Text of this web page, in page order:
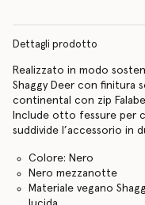
Dettagli prodotto
Realizzato in modo
Shaggy Deer con finitura
continental con zip
Include otto fessure per
suddivide l’accessorio in
Colore: Nero
Nero mezzanotte
Materiale vegano